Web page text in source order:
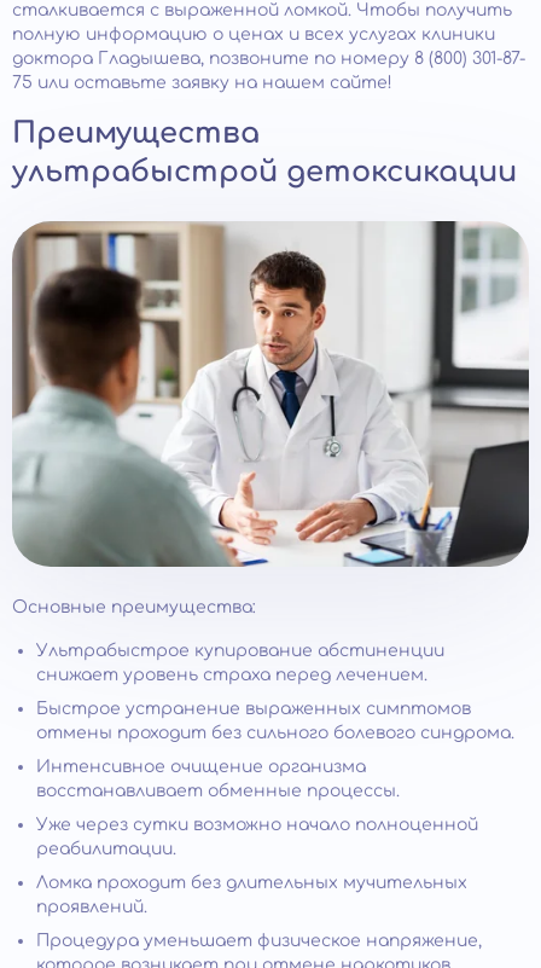
сталкивается с выраженной ломкой. Чтобы получить
полную информацию о ценах и всех услугах клиники
доктора Гладышева, позвоните по номеру 8 (800) 301-87-
75 или оставьте заявку на нашем сайте!
Преимущества
ультрабыстрой детоксикации
Основные преимущества:
Ультрабыстрое купирование абстиненции
снижает уровень страха перед лечением.
Быстрое устранение выраженных симптомов
отмены проходит без сильного болевого синдрома.
Интенсивное очищение организма
восстанавливает обменные процессы.
Уже через сутки возможно начало полноценной
реабилитации.
Ломка проходит без длительных мучительных
проявлений.
Процедура уменьшает физическое напряжение,